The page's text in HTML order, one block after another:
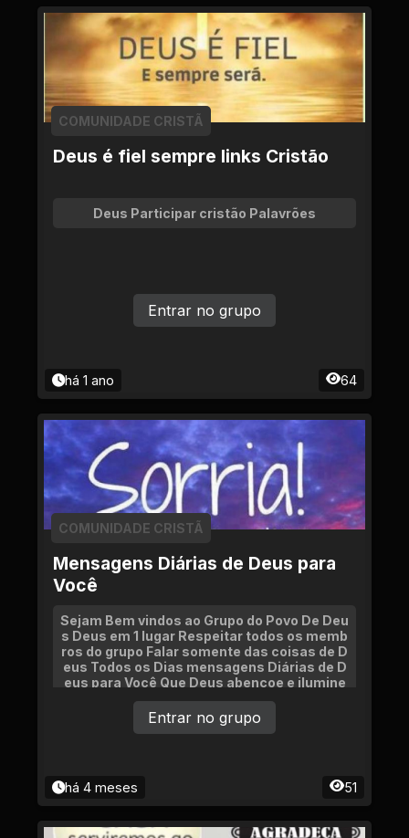
Deus é fiel sempre links Cristão
COMUNIDADE CRISTÃ
Deus Participar cristão Palavrões
há 1 ano 64
Entrar no grupo
Mensagens Diárias de Deus para
Você
COMUNIDADE CRISTÃ
Sejam Bem vindos ao Grupo do Povo De Deu
s Deus em 1 lugar Respeitar todos os memb
ros do grupo Falar somente das coisas de D
eus Todos os Dias mensagens Diárias de D
eus para Você Que Deus abençoe e ilumine
o Nosso Grupo
há 4 meses 51
Entrar no grupo